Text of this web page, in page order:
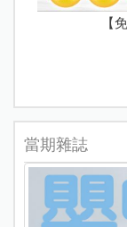
【
當期雜誌